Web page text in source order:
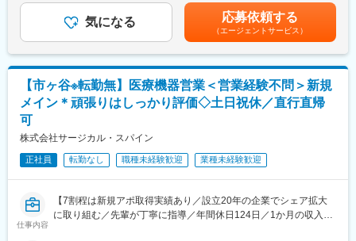
■当社の特徴：
当社は1982年に創業以来30年以上にわたり放射線に関連する測定
ての緊張感、責任感などバランスが取れている組織風土となって
おります。また、福利厚生が充実しており、勤続年数の長い社員
が多く在籍しております。
変更の範囲：会社の定める業務
働ける環境です。
がとう」と感謝されたときに、自分の仕事の貢献度を実感できま
す。
弊社は9割が異業界からの入社です。
っくり学べる環境が整っています。
社内講師が理解度を確認しながら一人ひとりのペースに合わせて
講義を実施
無＞有＜残業手当＞有＜給与補足＞■賞与：支給実績6ヶ月分■住
居手当：38,000円～50,000円／月（研修期間中対象外）■試用期
間中の給与条件に変更あり（参考）・月給：240,000円└基本給：
220,000円└みなし残業：有／10時間／20,000円（超過分別途支
給）・初年度賞与：300,000円／半期賃金はあくまでも目安の金
額であり、選考を通じて上下する可能性があります。月給(月額)は
固定手当を含めた表記です。
気になる 応募依頼する
（エージェントサービス）
【市ヶ谷※転勤無】医療機器営業＜営業経験不問＞新規
メイン＊頑張りはしっかり評価◇土日祝休／直行直帰
可
株式会社サージカル・スパイン
正社員 転勤なし 職種未経験歓迎 業種未経験歓迎
仕事内容
【7割程は新規アポ取得実績あり／設立20年の企業でシェア拡大
に取り組む／先輩が丁寧に指導／年間休日124日／1か月の収入の